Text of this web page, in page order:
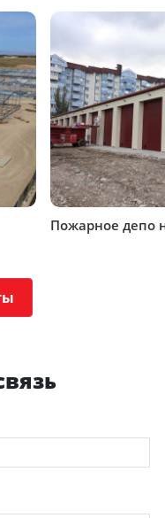
Пожарное депо